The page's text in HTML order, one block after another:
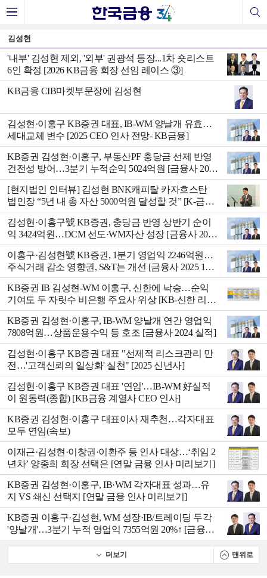
김성현
'내부' 김성현 제외, '외부' 권광석 등장...1차 숏리스트
6인 확정 [2026 KB금융 회장 선임 레이스 ③]
KB금융 CIB마켓부문장에 김성현
김성현·이홍구 KB증권 대표, IB-WM 양날개 유효…
세대교체 변수 [2025 CEO 인사 전망- KB금융]
KB증권 김성현·이홍구, 부동산PF 충당금 선제 반영
건전성 방어…3분기 누적순익 5024억원 [금융사 2025
3분기 실적]
[현지법인 인터뷰] 김성현 BNK캐피탈 카자흐스탄
법인장 “5년 내 총 자산 5000억원 달성할 것” [K-금융
글로벌 수익영토 확장]
김성현·이홍구號 KB증권, 충당금 반영 상반기 순이
익 3424억원…DCM 선도·WM자산 성장 [금융사 2025
상반기 실적]
이홍구·김성현號 KB증권, 1분기 영업익 2246억원…
주식거래 감소 영향권, S&T는 개선 [금융사 2025 1분
기 실적]
KB증권 IB 김성현-WM 이홍구, 신한에 낙승…순익
기여도 두 자릿수 비은행 주요사 위상 [KB-신한 리딩
금융 쟁패]
KB증권 김성현·이홍구, IB-WM 양날개 연간 영업익
7808억원…상품운용수익 등 호조 [금융사 2024 실적]
김성현·이홍구 KB증권 대표 "선제적 리스크관리 만
전…'고객신뢰의 일상화' 실천" [2025 신년사]
김성현·이홍구 KB증권 대표 '연임'…IB-WM 好실적
이 원동력(종합) [KB금융 계열사 CEO 인사]
KB증권 김성현·이홍구 대표이사 재추천…각자대표
모두 연임(속보)
이재근·김성현·이창권·이환주 등 인사 대상…‘취임 2
년차’ 양종희 회장 선택은 [연말 금융 인사 미리보기]
KB증권 김성현·이홍구, IB·WM 각자대표 성과…유
지 VS 쇄신 선택지 [연말 금융 인사 미리보기]
KB증권 이홍구·김성현, WM 성장·IB/트레이딩 두각
'양날개'…3분기 누적 영업익 7355억원 20%↑ [금융사
더보기 맨위로